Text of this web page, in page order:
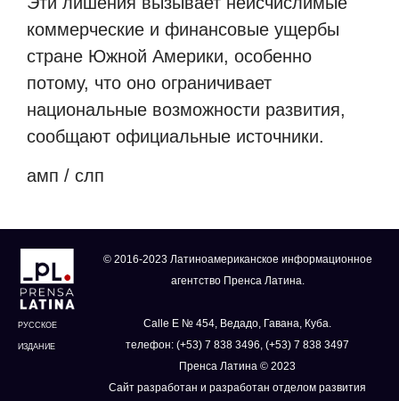
коммерческие и финансовые ущербы
стране Южной Америки, особенно
потому, что оно ограничивает
национальные возможности развития,
сообщают официальные источники.
амп / слп
РУССКОЕ
ИЗДАНИЕ
© 2016-2023 Латиноамериканское информационное
агентство Пренса Латина.
Calle E № 454, Ведадо, Гавана, Куба.
телефон: (+53) 7 838 3496, (+53) 7 838 3497
Пренса Латина © 2023
Сайт разработан и разработан отделом развития